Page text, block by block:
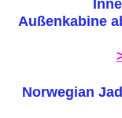
Außenkabine
Norwegian